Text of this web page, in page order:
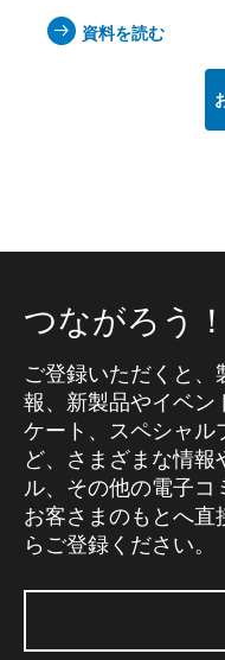
資料を読む
つながろう！
ご登録いただくと
報、新製品やイベン
ケート、スペシャル
ど、さまざまな情
ル、その他の電子コ
お客さまのもとへ直
らご登録ください。